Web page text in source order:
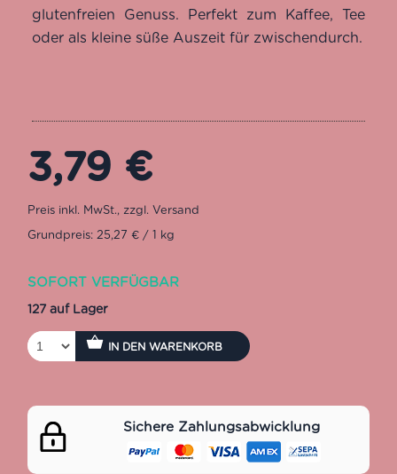
glutenfreien Genuss. Perfekt zum Kaffee, Tee
oder als kleine süße Auszeit für zwischendurch.
3,79 €
Grundpreis: 25,27 € / 1 kg
SOFORT VERFÜGBAR
127 auf Lager
IN DEN WARENKORB
Sichere Zahlungsabwicklung